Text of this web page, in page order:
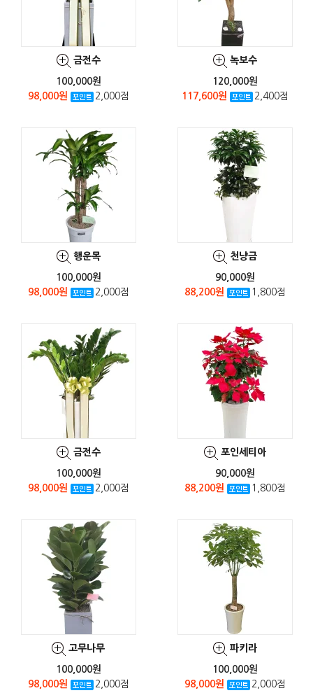
금전수
100,000원
98,000원
2,000점
녹보수
120,000원
117,600원
2,400점
행운목
100,000원
98,000원
2,000점
천냥금
90,000원
88,200원
1,800점
금전수
100,000원
98,000원
2,000점
포인세티아
90,000원
88,200원
1,800점
고무나무
100,000원
98,000원
2,000점
파키라
100,000원
98,000원
2,000점